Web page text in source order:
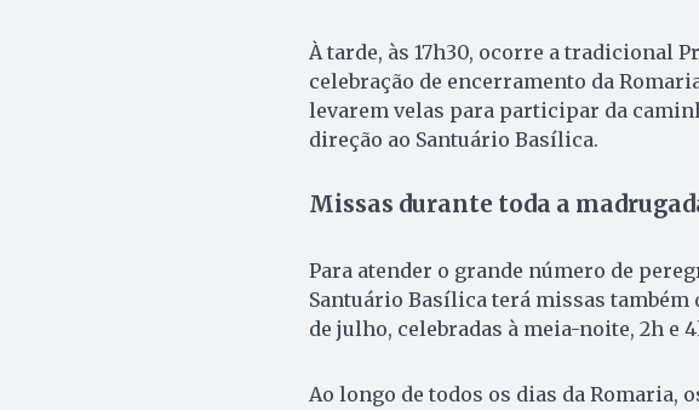
À tarde, às 17h30, ocorre a tradicional
celebração de encerramento da
levarem velas para participar da
direção ao Santuário Basílica.
Missas durante toda a
Para atender o grande número de
Santuário Basílica terá missas também
de julho, celebradas à meia-noite, 2h e
Ao longo de todos os dias da Romaria,